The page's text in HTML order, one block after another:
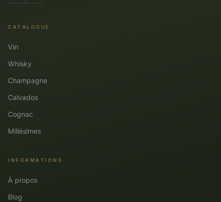
CATALOGUE
Vin
Whisky
Champagne
Calvados
Cognac
Millésimes
INFORMATIONS
À propos
Blog